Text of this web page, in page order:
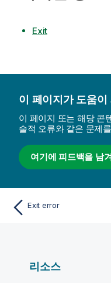
Exit
이 페이지가 도움이
이 페이지 또는 해당 콘
술적 오류와 같은 문제
여기에 피드백을 남
Exit error
리소스